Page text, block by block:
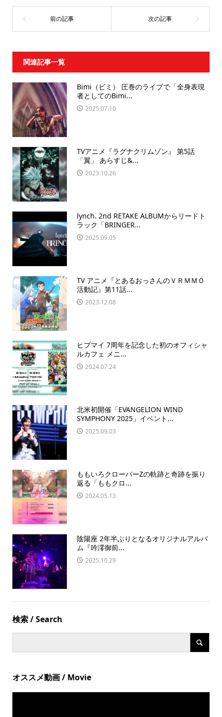
関連記事一覧
Bimi（ビミ） 圧巻のライブで「全身表現
者としてのBimi...
2025.07.10
TVアニメ『ラグナクリムゾン』 第5話
「翼」 あらすじ&...
2023.10.26
lynch. 2nd RETAKE ALBUMからリードト
ラック「BRINGER...
2025.09.05
TV アニメ『とあるおっさんのＶＲＭＭＯ
活動記』第11話...
2023.12.08
ヒプマイ 7周年を記念した初のオフィシャ
ルカフェ メニ...
2024.07.24
北米初開催「EVANGELION WIND
SYMPHONY 2025」イベント...
2025.09.03
ももいろクローバーZの軌跡と奇跡を振り
返る「ももクロ...
2024.05.13
陰陽座 2年半ぶりとなるオリジナルアルバ
ム『吟澪御前...
2025.10.29
検索 / Search
オススメ動画 / Movie